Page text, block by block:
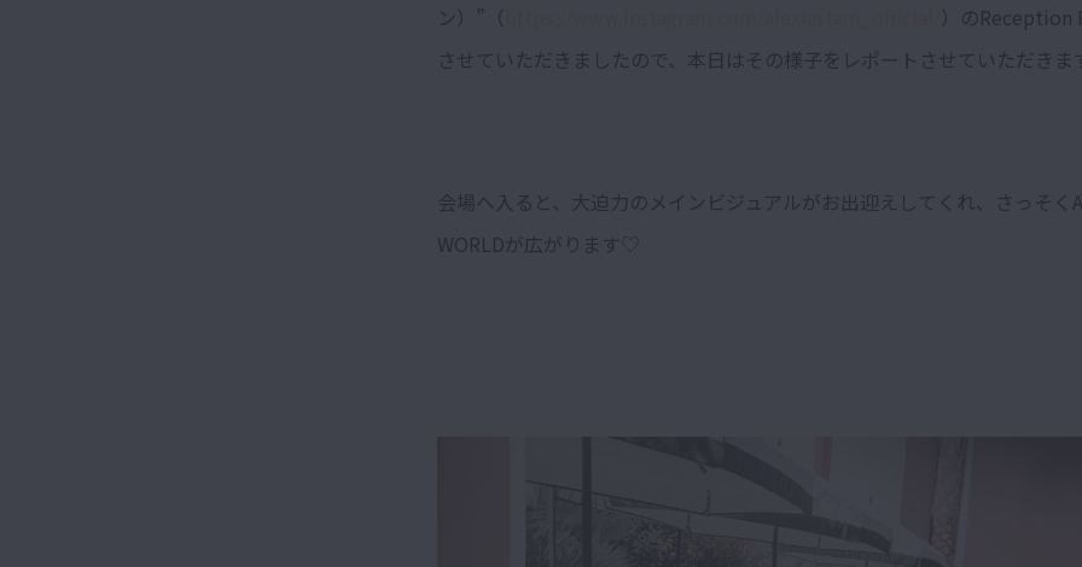
ン）”（
）のReception
させていただきましたので、本日はその様子をレポートさせていただきま
会場へ入ると、大迫力のメインビジュアルがお出迎えしてくれ、さっそく
WORLDが広がります♡